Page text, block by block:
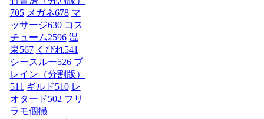
705 メガネ678 マ
ッサージ630 コス
チューム2596 温
泉567 くびれ541
シースルー526 ブ
レイン（分割版）
511 ギルド510 レ
オタード502 フリ
ラモ個撮